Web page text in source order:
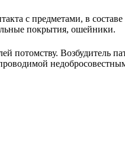
с предметами, в
покрытия, ошейники.
потомству. Возбудитель